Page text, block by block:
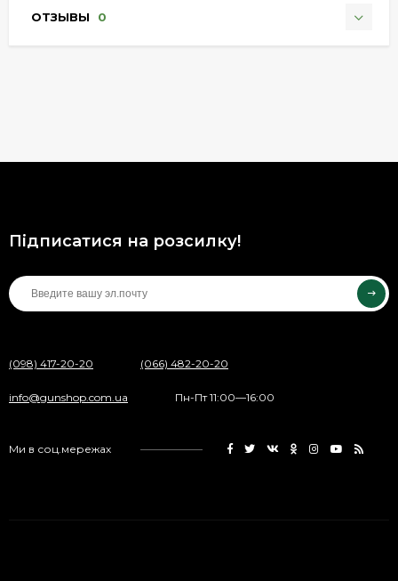
ОТЗЫВЫ 0
Підписатися на розсилку!
(098) 417-20-20 (066) 482-20-20
info@gunshop.com.ua Пн-Пт 11:00—16:00
Ми в соц.мережах